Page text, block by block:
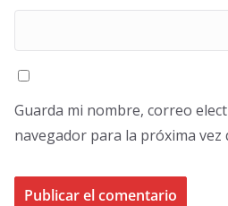
Guarda mi nombre, correo
navegador para la próxima vez